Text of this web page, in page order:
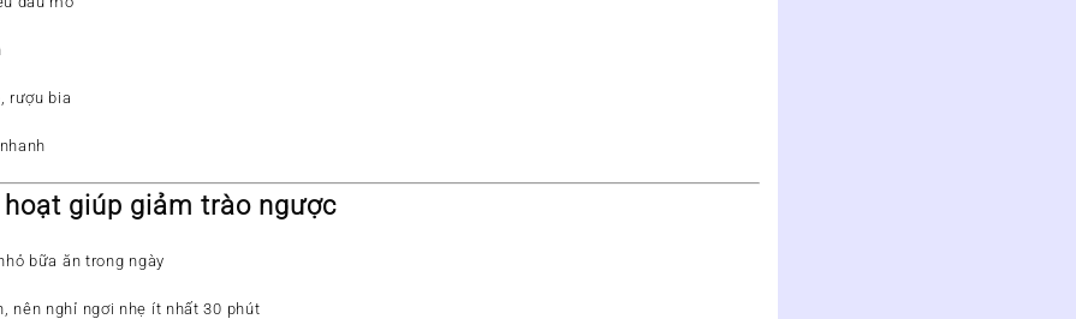
rượu bia
giúp giảm trào ngược
bữa ăn trong ngày
, nên nghỉ ngơi nhẹ ít nhất 30 phút